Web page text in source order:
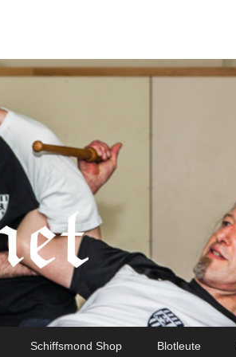
Schiffsmond Shop Blotleute